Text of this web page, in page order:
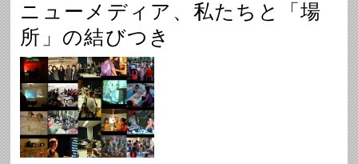
ニューメディア、私たちと「場
所」の結びつき